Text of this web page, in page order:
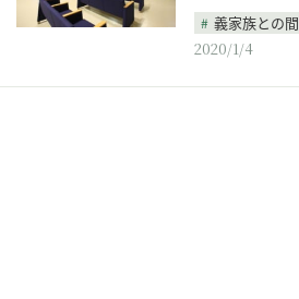
義家族との間
2020/1/4